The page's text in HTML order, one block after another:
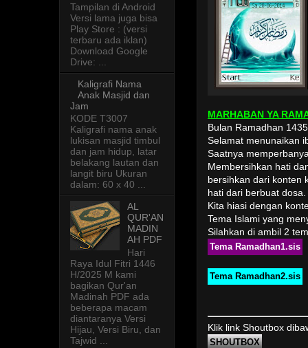
MARHABAN YA
Bulan Ramadhan
Selamat menunaikan
Saatnya
Membersihkan hati
bersihkan dari konten
hati dari berbuat dosa.
Kita hiasi dengan
Tema Islami yang
Silahkan di ambil 2
Tema Ramadhan1.sis
Tema Ramadhan2.sis
Klik link Shoutbox
SHOUTBOX
Tampilan di Android
Versi lama juga bisa
Play Store : (versi
terbaru ada iklan)
Download Google
Drive: ...
Kaligrafi Nama
Anak Masjid dan
Jam
KODE T3007
Kaligrafi nama anak
lukisan masjid timbul
dan jam hidup, latar
belakang lautan dan
langit biru Ukuran
dalam: 60 x 40 ...
AL
QUR'AN
MADIN
AH PDF
Hari
Raya Idul Fitri 1446
H/2025 M kami
bagikan Qur'an
Madinah PDF ada
beberapa macam
diantaranya Versi
Hijau, Versi Biru, dan
Tajwid ...